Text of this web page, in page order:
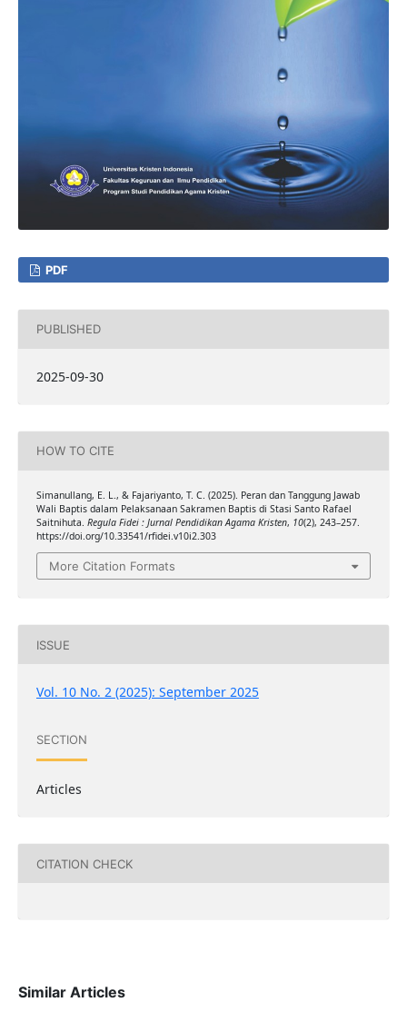
PDF
PUBLISHED
2025-09-30
HOW TO CITE
Simanullang, E. L., & Fajariyanto, T. C. (2025). Peran dan Tanggung Jawab
Wali Baptis dalam Pelaksanaan Sakramen Baptis di Stasi Santo Rafael
Saitnihuta. Regula Fidei : Jurnal Pendidikan Agama Kristen, 10(2), 243–257.
https://doi.org/10.33541/rfidei.v10i2.303
More Citation Formats
ISSUE
Vol. 10 No. 2 (2025): September 2025
SECTION
Articles
CITATION CHECK
Similar Articles